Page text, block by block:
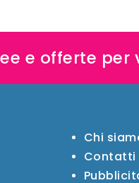
e offerte
Chi
Contatti